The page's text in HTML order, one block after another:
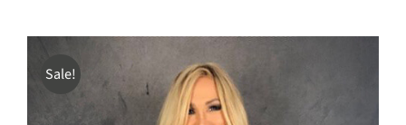
AKTUELLES
WARENKORB
Sale!